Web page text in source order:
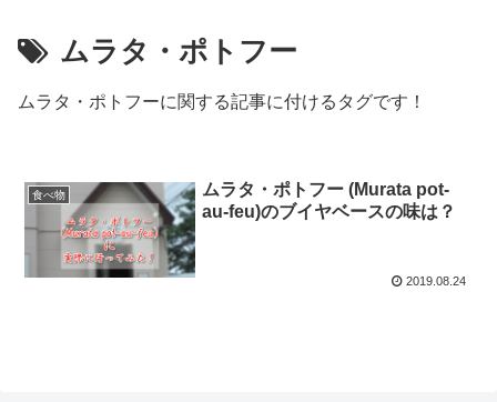
ムラタ・ポトフー
ムラタ・ポトフーに関する記事に付けるタグです！
食べ物
ムラタ・ポトフー (Murata pot-
au-feu)のブイヤベースの味は？
2019.08.24